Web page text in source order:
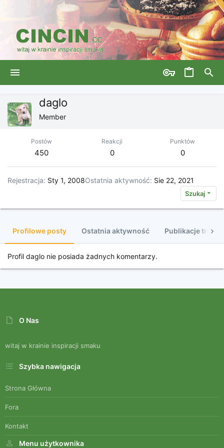
daglo
Member
Postów
450
Reakcji
0
Punktów
0
Rejestracja Sty 1, 2008Ostatnia aktywność Sie 22, 2021
Szukaj
Profilowe posty Ostatnia aktywność Publikacje treści
Profil daglo nie posiada żadnych komentarzy.
O Nas
witaj w krainie inspiracji smaku
Szybka nawigacja
Strona Główna
Fora
Kontakt
Menu użytkownika